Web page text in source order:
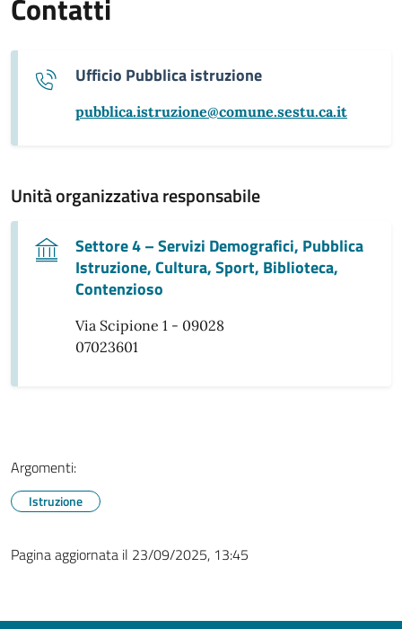
Ufficio Pubblica istruzione
pubblica.istruzione@comune.sestu.ca.it
Unità organizzativa responsabile
Settore 4 – Servizi Demografici, Pubblica
Istruzione, Cultura, Sport, Biblioteca,
Contenzioso
Via Scipione 1 - 09028
07023601
Argomenti:
Istruzione
Pagina aggiornata il 23/09/2025, 13:45